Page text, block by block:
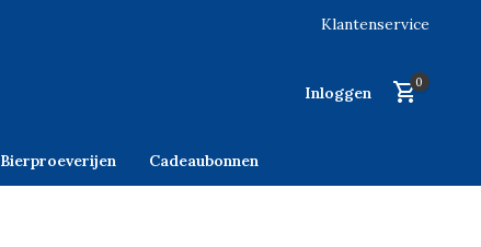
Klantenservice
Inloggen
0
Bierproeverijen Cadeaubonnen